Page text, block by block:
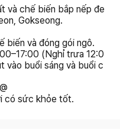
và chế biến bắp nếp đe
Gokseong.
biến và đóng gói ngô.
(Nghỉ trưa 12:0
vào buổi sáng và buổi c
có sức khỏe tốt.